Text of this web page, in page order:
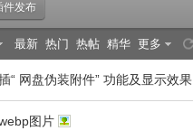
件发布
最新 热门 热帖 精华 更多
“ 网盘伪装附件” 功能及显示效果
图片